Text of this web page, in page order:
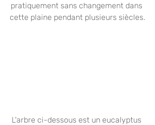
pratiquement sans changement dans
cette plaine pendant plusieurs siècles.
L'arbre ci-dessous est un eucalyptus